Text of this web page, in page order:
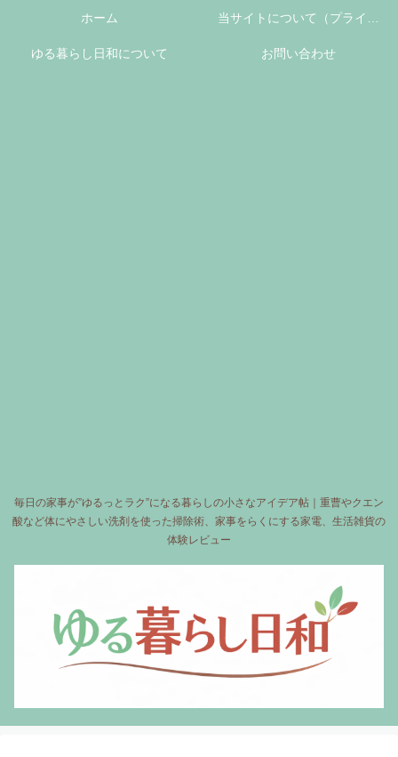
毎日の家事が”ゆるっとラク”になる暮らしの小さなアイデア帖｜重曹やクエン
酸など体にやさしい洗剤を使った掃除術、家事をらくにする家電、生活雑貨の
体験レビュー
ホーム 当サイトについて（プライバ
シーポリシーについて）
ゆる暮らし日和について お問い合わせ